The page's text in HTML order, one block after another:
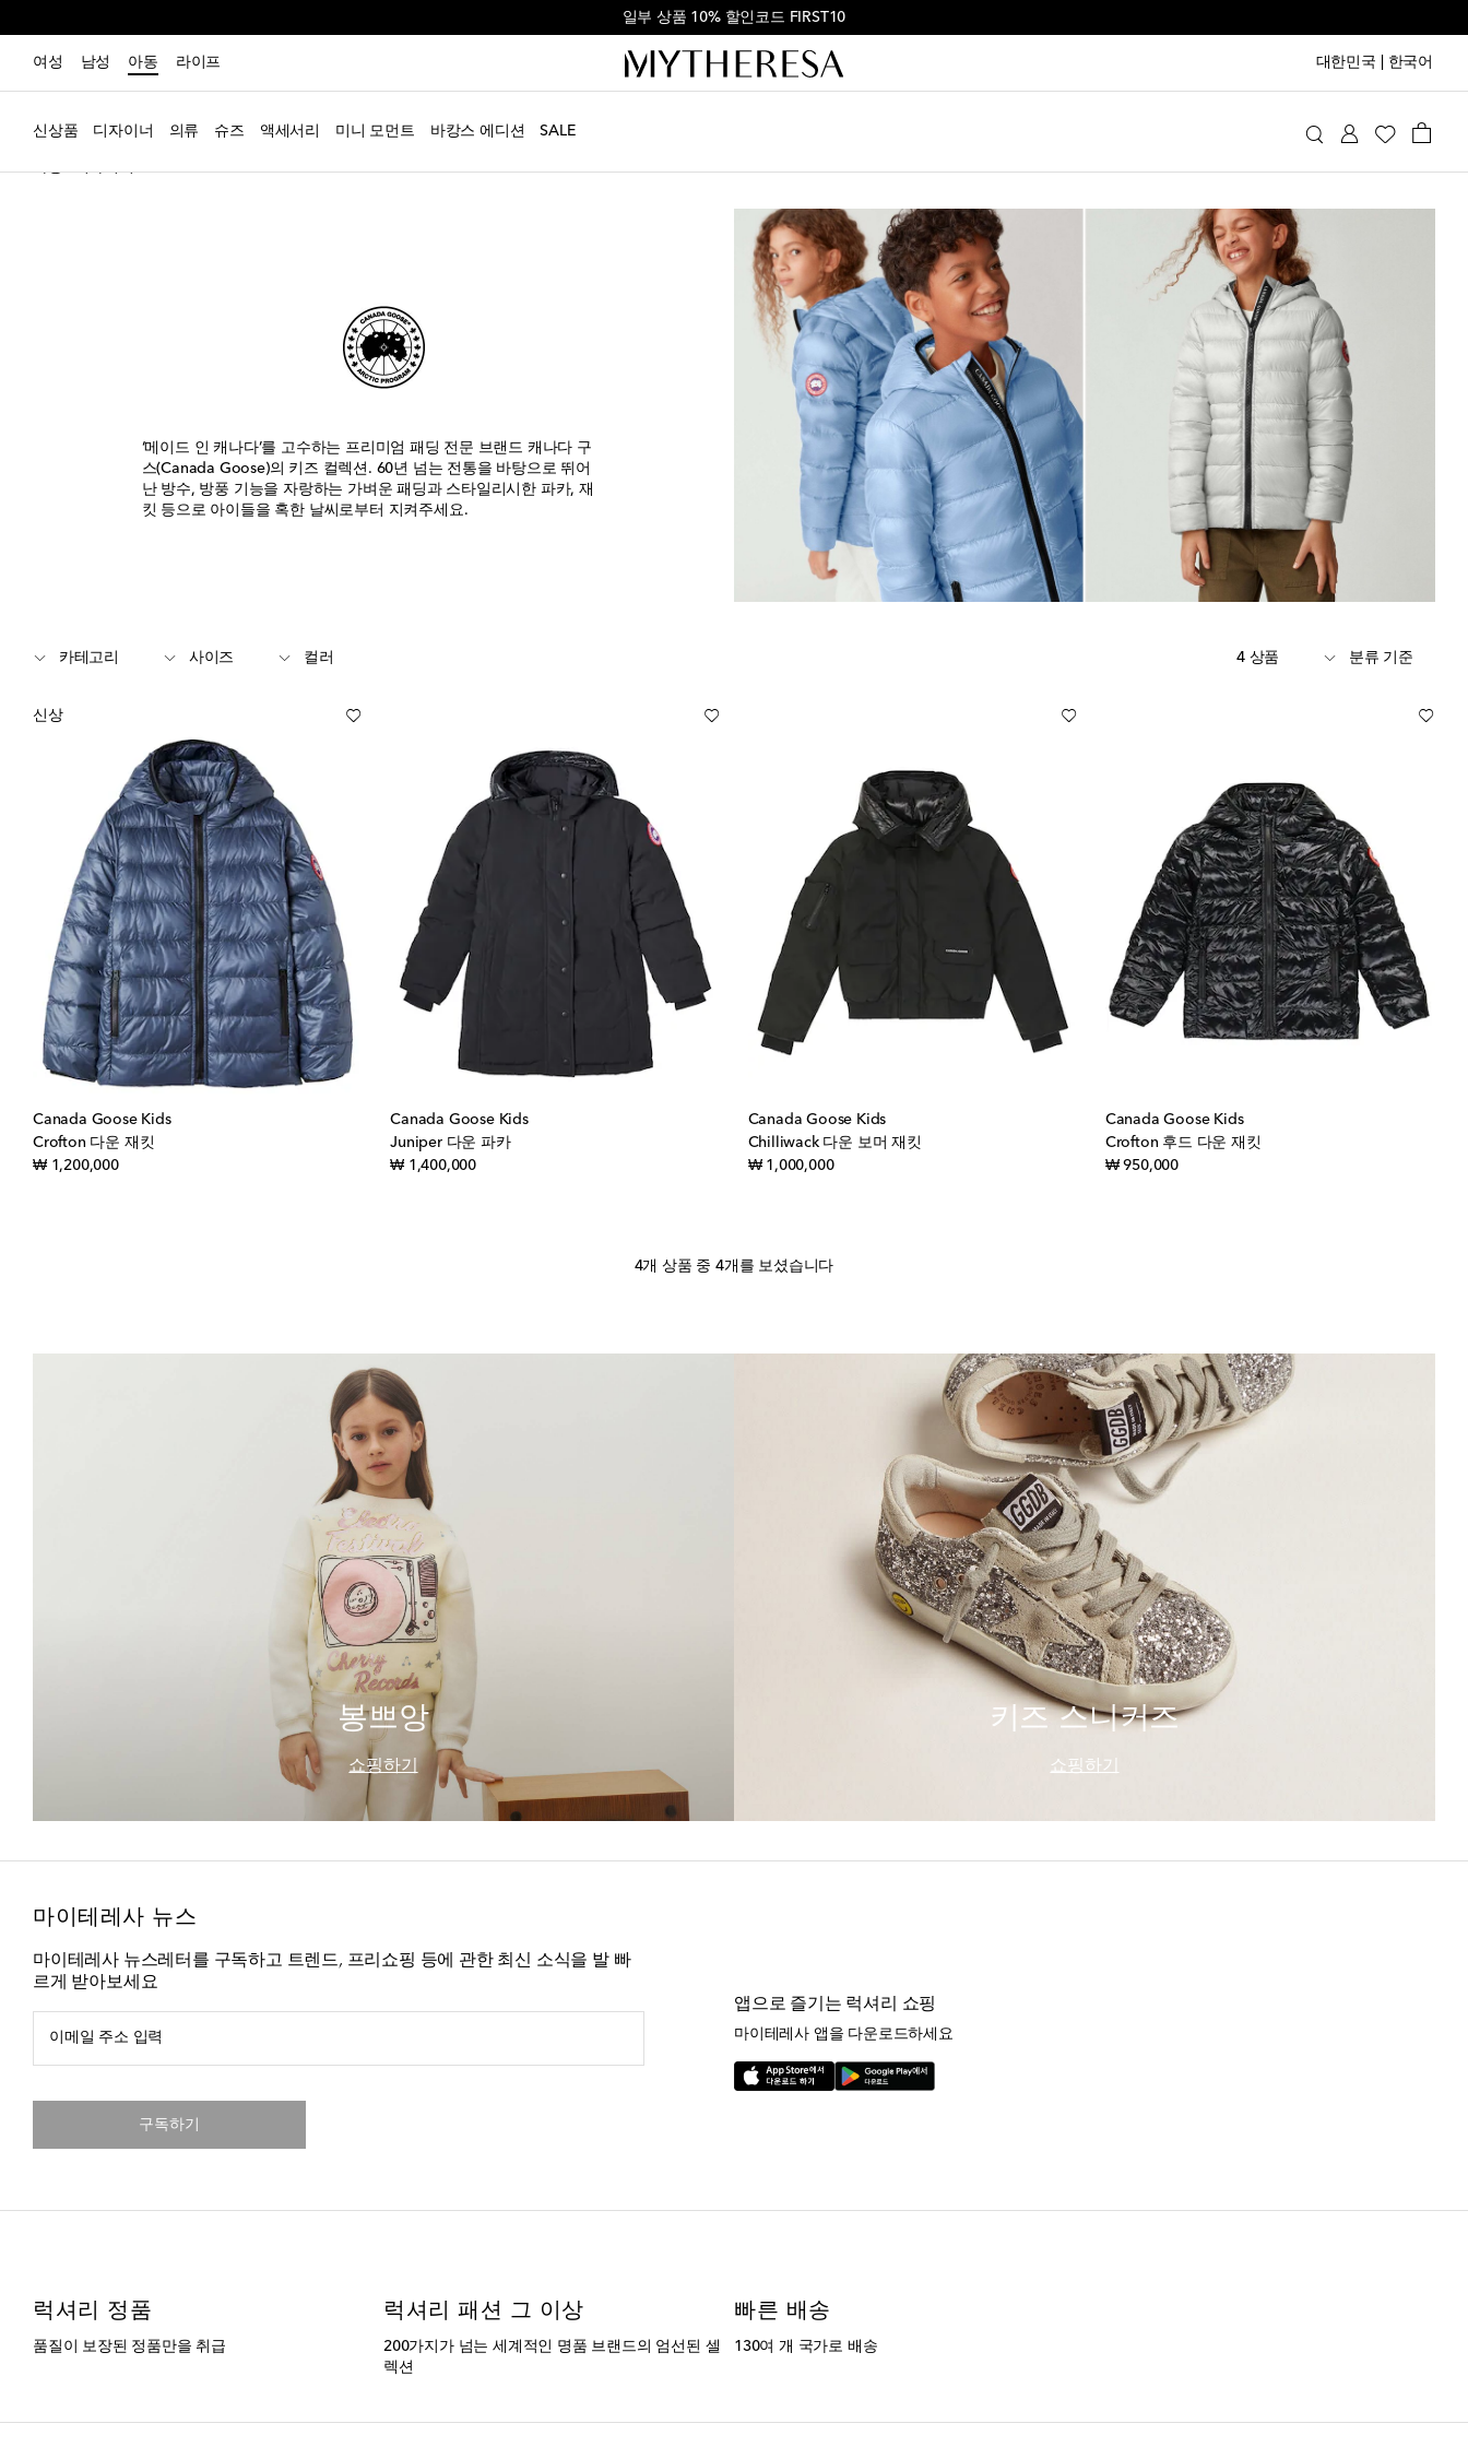
첫 주문 ₩900,000 이상 결제 시 10% 할인
여성 남성 아동 라이프 대한민국 한국어
신상품 디자이너 의류 슈즈 액세서리 미니 모먼트 바캉스 에디션 SALE
‘메이드 인 캐나다’를 고수하는 프리미엄 패딩 전문 브랜드 캐나다 구
스(Canada Goose)의 키즈 컬렉션. 60년 넘는 전통을 바탕으로 뛰어
난 방수, 방풍 기능을 자랑하는 가벼운 패딩과 스타일리시한 파카, 재
킷 등으로 아이들을 혹한 날씨로부터 지켜주세요.
카테고리 사이즈 컬러 4 상품 분류 기준
신상
Canada Goose Kids
Crofton 다운 재킷
₩ 1,200,000original price
Canada Goose Kids
Juniper 다운 파카
₩ 1,400,000original price
Canada Goose Kids
Chilliwack 다운 보머 재킷
₩ 1,000,000original price
Canada Goose Kids
Crofton 후드 다운 재킷
₩ 950,000original price
4개 상품 중 4개를 보셨습니다
봉쁘앙
쇼핑하기
키즈 스니커즈
쇼핑하기
마이테레사 뉴스
마이테레사 뉴스레터를 구독하고 트렌드, 프리쇼핑 등에 관한 최신 소식을 발 빠
르게 받아보세요
이메일 주소 입력
구독하기
앱으로 즐기는 럭셔리 쇼핑
마이테레사 앱을 다운로드하세요
럭셔리 정품
품질이 보장된 정품만을 취급
럭셔리 패션 그 이상
200가지가 넘는 세계적인 명품 브랜드의 엄선된 셀
렉션
빠른 배송
130여 개 국가로 배송